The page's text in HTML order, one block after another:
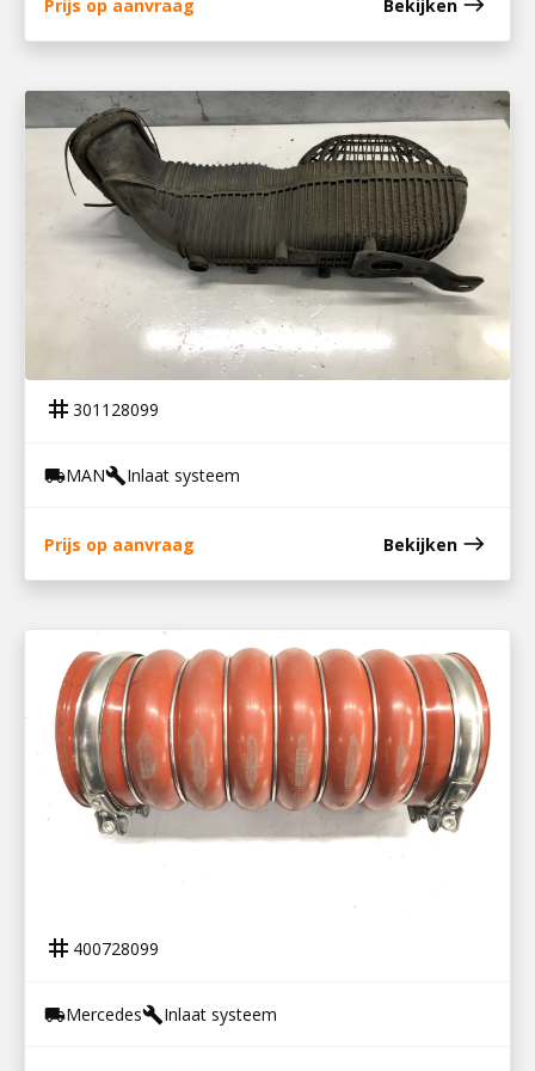
Prijs op aanvraag Bekijken east
301128099
AANZUIGSCHACHT LUCHTFILTER
tag 301128099
local_shippingMANbuildInlaat systeem
Prijs op aanvraag Bekijken east
tag 400728099
local_shippingMercedesbuildInlaat systeem